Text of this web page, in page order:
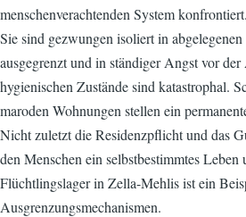
menschenverachtenden System konfrontiert.
Sie sind gezwungen isoliert in
ausgegrenzt und in ständiger Angst vor
hygienischen Zustände sind katastrophal.
maroden Wohnungen stellen ein
Nicht zuletzt die Residenzpflicht und das
den Menschen ein selbstbestimmtes
Flüchtlingslager in Zella-Mehlis ist ein
Ausgrenzungsmechanismen.